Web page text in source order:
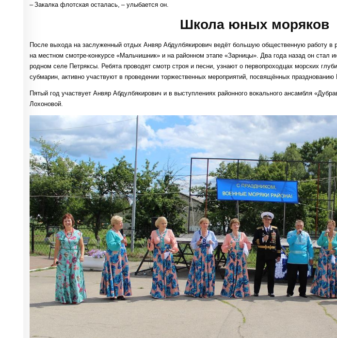
– Закалка флотская осталась, – улыбается он.
Школа юных моряков
После выхода на заслуженный отдых Анвяр Абдулбякирович ведёт большую общественную работу
на местном смотре-конкурсе «Мальчишник» и на районном этапе «Зарницы». Два года назад он стал
родном селе Петряксы. Ребята проводят смотр строя и песни, узнают о первопроходцах морских
субмарин, активно участвуют в проведении торжественных мероприятий, посвящённых
Пятый год участвует Анвяр Абдулбякирович и в выступлениях районного вокального ансамбля
Лохоновой.